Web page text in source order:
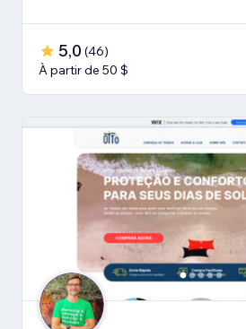
5,0 (46)
À partir de 50 $